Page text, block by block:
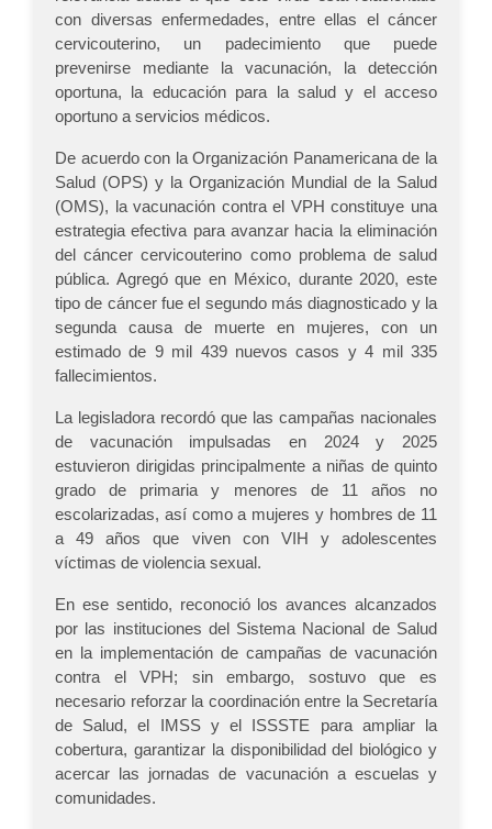
con diversas enfermedades, entre ellas el cáncer
cervicouterino, un padecimiento que puede
prevenirse mediante la vacunación, la detección
oportuna, la educación para la salud y el acceso
oportuno a servicios médicos.
De acuerdo con la Organización Panamericana de la
Salud (OPS) y la Organización Mundial de la Salud
(OMS), la vacunación contra el VPH constituye una
estrategia efectiva para avanzar hacia la eliminación
del cáncer cervicouterino como problema de salud
pública. Agregó que en México, durante 2020, este
tipo de cáncer fue el segundo más diagnosticado y la
segunda causa de muerte en mujeres, con un
estimado de 9 mil 439 nuevos casos y 4 mil 335
fallecimientos.
La legisladora recordó que las campañas nacionales
de vacunación impulsadas en 2024 y 2025
estuvieron dirigidas principalmente a niñas de quinto
grado de primaria y menores de 11 años no
escolarizadas, así como a mujeres y hombres de 11
a 49 años que viven con VIH y adolescentes
víctimas de violencia sexual.
En ese sentido, reconoció los avances alcanzados
por las instituciones del Sistema Nacional de Salud
en la implementación de campañas de vacunación
contra el VPH; sin embargo, sostuvo que es
necesario reforzar la coordinación entre la Secretaría
de Salud, el IMSS y el ISSSTE para ampliar la
cobertura, garantizar la disponibilidad del biológico y
acercar las jornadas de vacunación a escuelas y
comunidades.